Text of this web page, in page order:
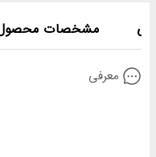
مشخصات
معرفی